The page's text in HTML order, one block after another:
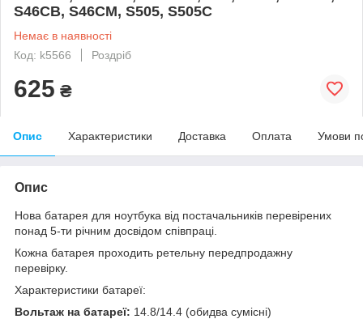
S46CB, S46CM, S505, S505C
Немає в наявності
Код: k5566
Роздріб
625 ₴
Опис Характеристики Доставка Оплата Умови
Опис
Нова батарея для ноутбука від постачальників перевірених
понад 5-ти річним досвідом співпраці.
Кожна батарея проходить ретельну передпродажну
перевірку.
Характеристики батареї:
Вольтаж на батареї: 14.8/14.4 (обидва сумісні)